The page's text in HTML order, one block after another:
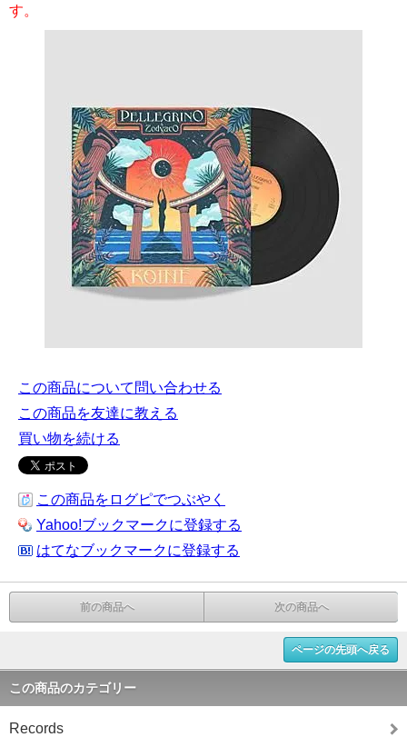
す。
この商品について問い合わせる
この商品を友達に教える
買い物を続ける
この商品をログピでつぶやく
Yahoo!ブックマークに登録する
はてなブックマークに登録する
前の商品へ 次の商品へ
ページの先頭へ戻る
この商品のカテゴリー
Records